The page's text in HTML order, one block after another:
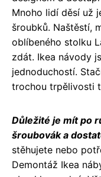
Mnoho lidí děsí už
šroubků. Naštěstí,
oblíbeného stolku
zdát. Ikea návody
jednoduchostí.
trochou trpělivosti
Důležité je mít po
šroubovák a
stěhujete nebo
Demontáž Ikea